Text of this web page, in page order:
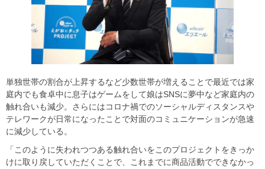
単独世帯の割合が上昇するなど少数世帯が増えることで最近では家
庭内でも食卓中に息子はゲームをして娘はSNSに夢中など家庭内の
触れ合いも減少。さらにはコロナ禍でのソーシャルディスタンスや
テレワークが日常になったことで対面のコミュニケーションが急速
に減少している。
「このように失われつつある触れ合いをこのプロジェクトをきっか
けに取り戻していただくことで、これまでに商品活動でできなかっ